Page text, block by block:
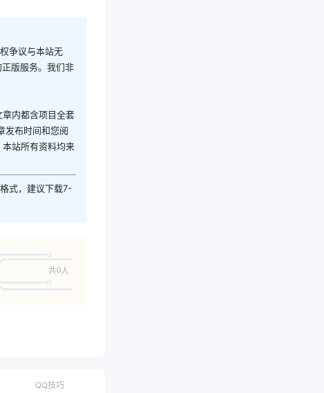
争议与本站无
版服务。我们非
内都含项目全套
发布时间和您阅
站所有资料均来
式，建议下载7-
共0人
QQ技巧